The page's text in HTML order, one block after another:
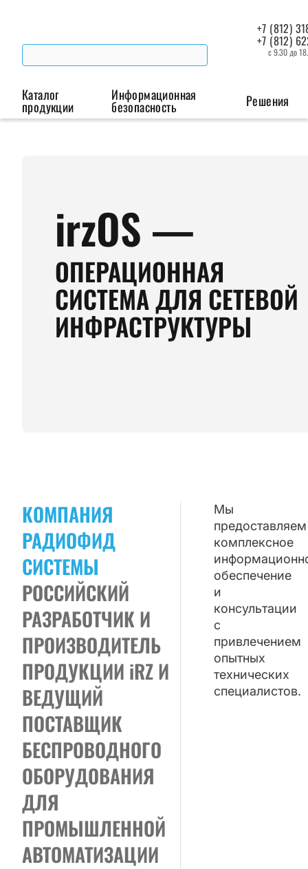
+7 (812)
+7 (812)
с 9.30 до
Каталог
продукции
Промышленные
контроллеры
Информационная
безопасность Решения
irzOS —
ОПЕРАЦИОННАЯ
СИСТЕМА ДЛЯ СЕТЕВОЙ
ИНФРАСТРУКТУРЫ
КОМПАНИЯ
РАДИОФИД
СИСТЕМЫ
РОССИЙСКИЙ
РАЗРАБОТЧИК И
ПРОИЗВОДИТЕЛЬ
ПРОДУКЦИИ iRZ И
ВЕДУЩИЙ
ПОСТАВЩИК
БЕСПРОВОДНОГО
ОБОРУДОВАНИЯ
ДЛЯ
ПРОМЫШЛЕННОЙ
АВТОМАТИЗАЦИИ
Мы
предоставляем
комплексное
обеспечение
и
консультации
с
привлечением
опытных
технических
специалистов.